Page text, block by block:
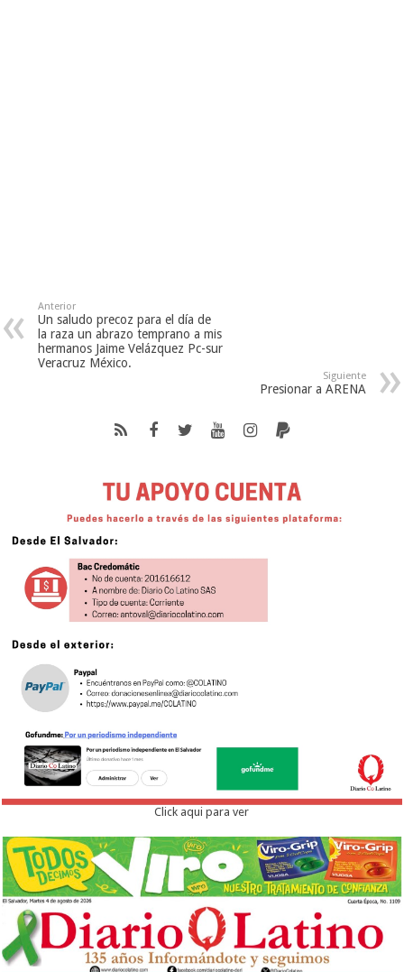
Anterior
Un saludo precoz para el día de
la raza un abrazo temprano a mis
hermanos Jaime Velázquez Pc-sur
Veracruz México.
Siguiente
Presionar a ARENA
Click aqui para ver